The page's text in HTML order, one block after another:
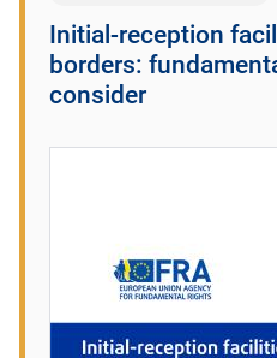
Initial-reception
borders:
consider